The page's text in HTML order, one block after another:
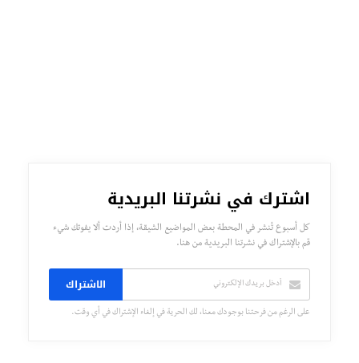
اشترك في نشرتنا البريدية
كل أسبوع تُنشر في المحطة بعض المواضيع الشيقة، إذا أردت ألا يفوتك شيء
قم بالإشتراك في نشرتنا البريدية من هنا.
الاشتراك
على الرغم من فرحتنا بوجودك معنا، لك الحرية في إلغاء الإشتراك في أي وقت.